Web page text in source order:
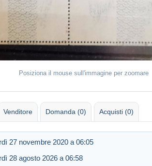
Posiziona il mouse sull'immagine per zoomare
Venditore Domanda (0) Acquisti (0)
27 novembre 2020 a 06:05
28 agosto 2026 a 06:58